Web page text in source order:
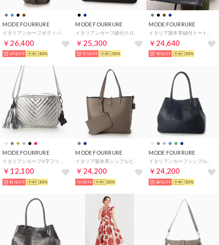
MODE FOURRURE
￥26,400
69%OFF 30%
MODE FOURRURE
￥25,300
75%OFF 30%
MODE FOURRURE
￥24,640
78%OFF 30%
MODE FOURRURE
￥12,100
81%OFF 30%
MODE FOURRURE
￥24,200
76%OFF 30%
MODE FOURRURE
イタリアンカーフシンプルトート （ネイビー）
￥24,200
68%OFF 30%